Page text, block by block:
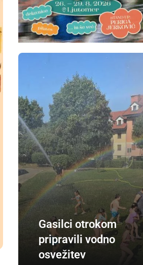
Gasilci otrokom
pripravili vodno
osvežitev